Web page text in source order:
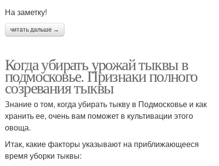
На заметку!
читать дальше →
Когда убирать урожай тыквы в
подмосковье. Признаки полного
созревания тыквы
Знание о том, когда убирать тыкву в Подмосковье и как
хранить ее, очень вам поможет в культивации этого
овоща.
Итак, какие факторы указывают на приближающееся
время уборки тыквы: